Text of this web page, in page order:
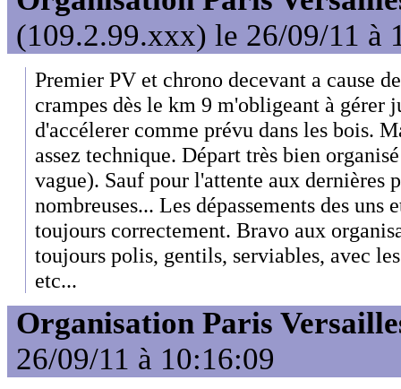
(109.2.99.xxx) le 26/09/11 à
Premier PV et chrono decevant a cause
crampes dès le km 9 m'obligeant à gérer
d'accélerer comme prévu dans les bois.
assez technique. Départ très bien
vague). Sauf pour l'attente aux dernières
nombreuses... Les dépassements des uns
toujours correctement. Bravo aux
toujours polis, gentils, serviables, avec
etc...
Organisation Paris
26/09/11 à 10:16:09